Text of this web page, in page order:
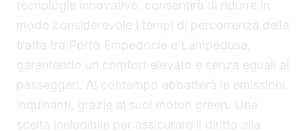
tecnologie innovative, consentirà di ridurre in
modo considerevole i tempi di percorrenza della
tratta tra Porto Empedocle e Lampedusa,
garantendo un comfort elevato e senza eguali ai
passeggeri. Al contempo abbatterà le emissioni
inquinanti, grazie ai suoi motori green. Una
scelta ineludibile per assicurare il diritto alla